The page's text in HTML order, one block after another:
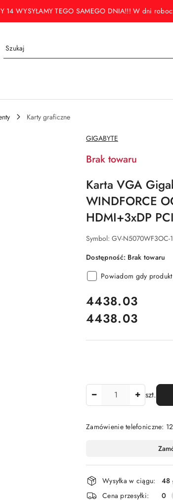
14 WYSYŁAMY TEGO SAMEGO DNIA!!! W dni
Karty graficzne
NAZWA
PRODUCENTA:
GIGABYTE
Brak towaru
Karta VGA
WINDFORCE
HDMI+3xDP
Symbol: GV-N5070WF3OC-
Dostępność: Brak towaru
Powiadom gdy
cena:
4438.03
Cena:
4438.03
szt.
Zamówienie telefoniczne:
i
dostawa
Wysyłka w ciągu:
48
Cena przesyłki:
0